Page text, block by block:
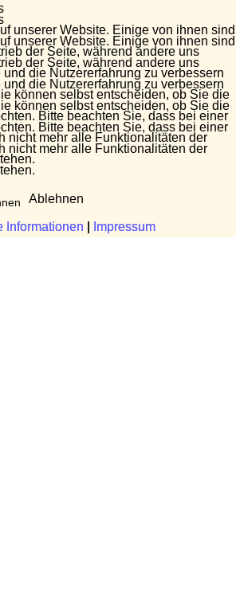
unserer Website. Einige von ihnen sind
der Seite, während andere uns
die Nutzererfahrung zu verbessern
können selbst entscheiden, ob Sie die
Bitte beachten Sie, dass bei einer
nicht mehr alle Funktionalitäten der
Informationen Impressum
unserer Website. Einige von ihnen sind
der Seite, während andere uns
die Nutzererfahrung zu verbessern
können selbst entscheiden, ob Sie die
Bitte beachten Sie, dass bei einer
nicht mehr alle Funktionalitäten der
Ablehnen
Informationen Impressum